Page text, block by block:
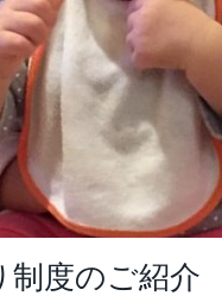
制度のご紹